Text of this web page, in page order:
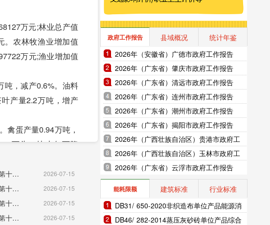
万元;林业总产值
。农林牧渔业增加值
万元;渔业增加值
，减产0.6%。油料
产量2.2万吨，增产
蛋产量0.94万吨，
万头，比上年下降
长10.1%，全年规
，增长3.7个百分点;
产负债率52.1%，下
（福建省）南平市国民经济和社会发展第十五个五年规划纲要 2026-07-15
（湖北省）随州市国民经济和社会发展第十五个五年规划纲要 2026-07-15
（辽宁省）大连市国民经济和社会发展第十五个五年规划纲要 2026-07-15
（天津市）河北区国民经济和社会发展第十五个五年规划纲要 2026-07-15
政府工作报告 县域概况
统计年鉴
2026年（安徽省）广德市政府工作报告
2026年（广东省）肇庆市政府工作报告
2026年（广东省）清远市政府工作报告
2026年（广东省）连州市政府工作报告
2026年（广东省）潮州市政府工作报告
2026年（广东省）揭阳市政府工作报告
2026年（广西壮族自治区）贵港市政府工
作报告
2026年（广西壮族自治区）玉林市政府工
作报告
2026年（广东省）云浮市政府工作报告
能耗限额 建筑标准
行业标准
DB31/ 650-2020非织造布单位产品能源消
耗限额（上海市地方标准）
DB46/ 282-2014蒸压灰砂砖单位产品综合